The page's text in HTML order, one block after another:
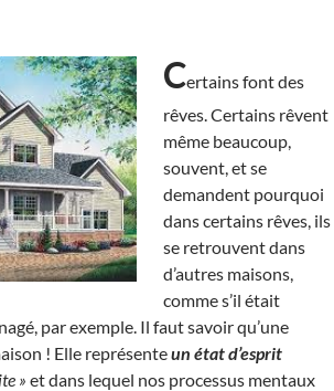
Certains font des
rêves. Certains rêvent
même beaucoup,
souvent, et se
demandent pourquoi
dans certains rêves, ils
se retrouvent dans
d’autres maisons,
comme s’il était
par exemple. Il faut savoir qu’une
! Elle représenteun état d’esprit
» et dans lequel nos processus mentaux